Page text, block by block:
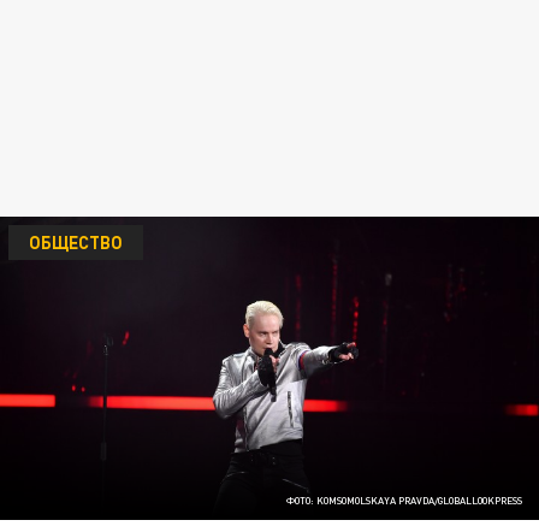
ФОТО: KOMSOMOLSKAYA PRAVDA/GLOBALLOOKPRESS
ОБЩЕСТВО